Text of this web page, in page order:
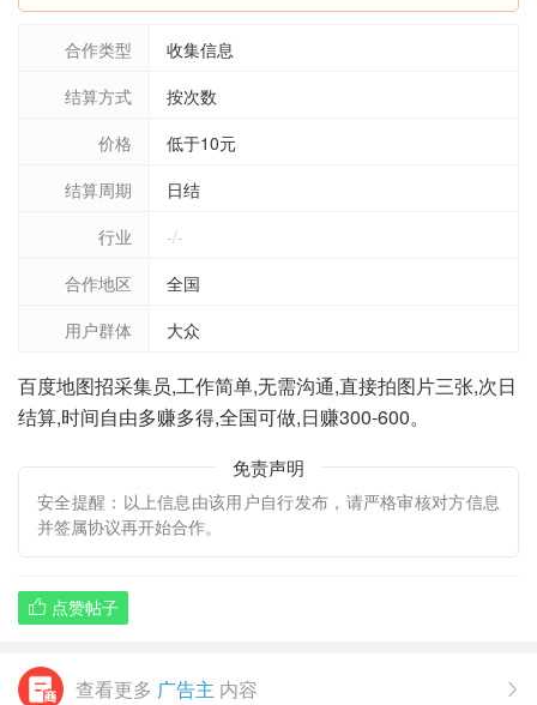
合作类型
收集信息
结算方式
按次数
价格
低于10元
结算周期
日结
行业
-/-
合作地区
全国
用户群体
大众
百度地图招采集员,工作简单,无需沟通,直接拍图片三张,次日
结算,时间自由多赚多得,全国可做,日赚300-600。
免责声明
安全提醒：以上信息由该用户自行发布，请严格审核对方信息
并签属协议再开始合作。
 点赞帖子
查看更多 广告主 内容 